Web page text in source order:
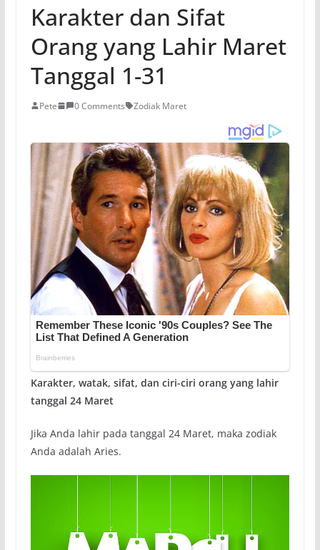
Karakter dan Sifat
Orang yang Lahir Maret
Tanggal 1-31
Pete 0 Comments Zodiak Maret
Karakter, watak, sifat, dan ciri-ciri orang yang lahir
tanggal 24 Maret
Jika Anda lahir pada tanggal 24 Maret, maka zodiak
Anda adalah Aries.